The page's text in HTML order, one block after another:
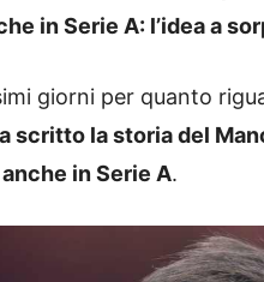
in Serie A: l’idea a
giorni per quanto
scritto la storia del
in Serie A.